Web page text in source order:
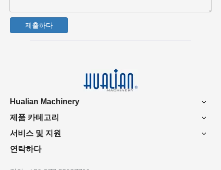
제출하다
Hualian Machinery
제품 카테고리
서비스 및 지원
연락하다